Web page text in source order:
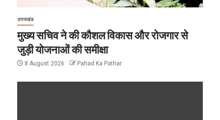
उत्तराखंड
मुख्य सचिव ने की कौशल विकास और रोजगार से
जुड़ी योजनाओं की समीक्षा
8 August 2026 Pahad Ka Pathar